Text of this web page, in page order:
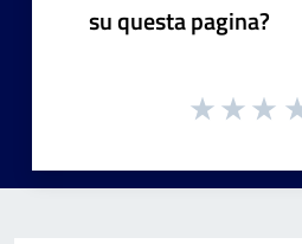
su questa pagina?